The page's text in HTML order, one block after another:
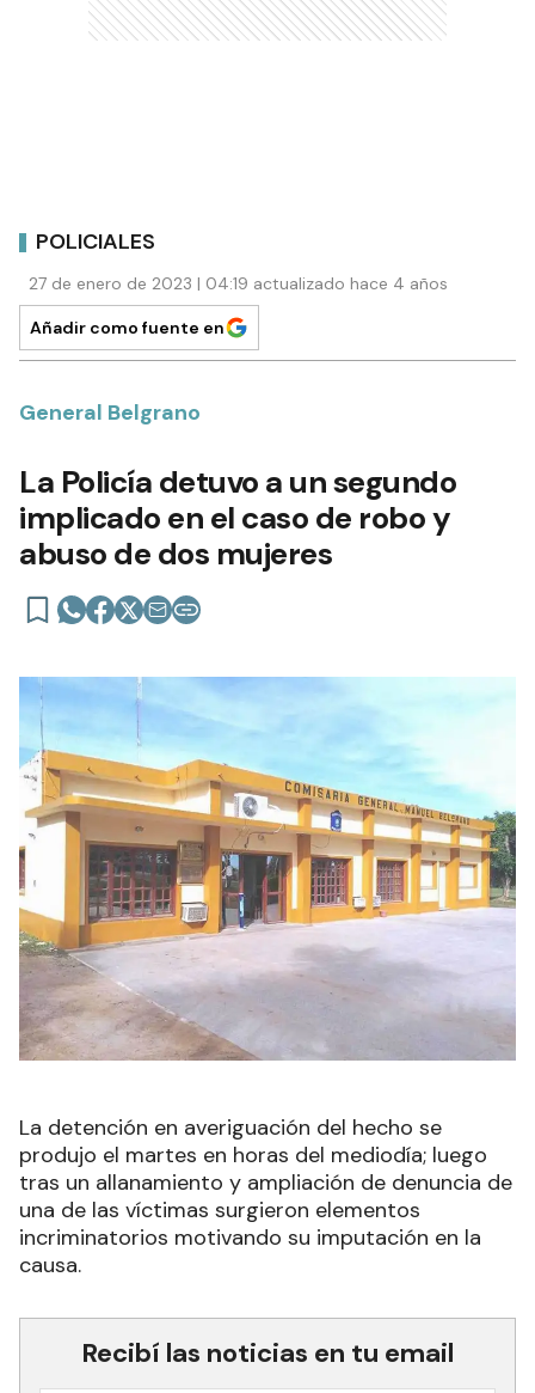
POLICIALES
27 de enero de 2023 | 04:19 actualizado hace 4 años
Añadir como fuente en
General Belgrano
La Policía detuvo a un segundo
implicado en el caso de robo y
abuso de dos mujeres
La detención en averiguación del hecho se
produjo el martes en horas del mediodía; luego
tras un allanamiento y ampliación de denuncia de
una de las víctimas surgieron elementos
incriminatorios motivando su imputación en la
causa.
Recibí las noticias en tu email